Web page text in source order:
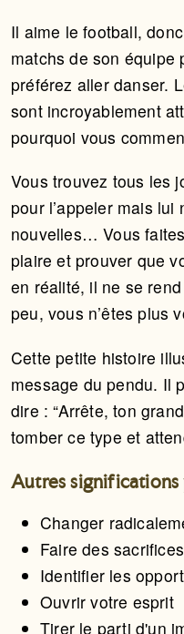
Il aime le football,
matchs de son équipe
préférez aller danser.
sont incroyablement
pourquoi vous
Vous trouvez tous les
pour l’appeler mais
nouvelles… Vous
plaire et prouver que
en réalité, il ne se
peu, vous n’êtes plus
Cette petite histoire
message du pendu. Il
dire : “Arrête, ton
tomber ce type et
Autres significations
Changer
Faire des
Identifier les
Ouvrir votre esprit
Tirer le parti d'un